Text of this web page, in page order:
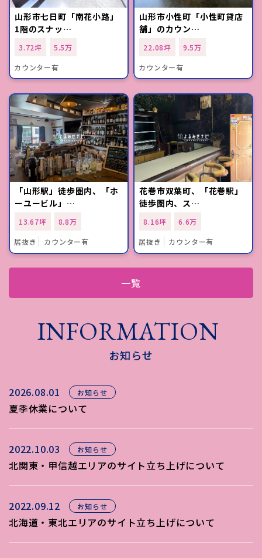
山形市七日町「南花小路」
1階のスナッ…
3.72坪
5.5万
カウンター有
山形市小性町「小性町貸店
舗」のカウン…
22.08坪
9.5万
カウンター有
「山形駅」徒歩圏内、「ホ
ーユービル」…
13.67坪
8.8万
居抜き
カウンター有
花巻市双葉町、「花巻駅」
徒歩圏内、ス…
8.16坪
6.6万
居抜き
カウンター有
一覧
INFORMATION
お知らせ
2026.08.01 お知らせ
夏季休業について
2022.10.03 お知らせ
北関東・甲信越エリアのサイト立ち上げについて
2022.09.12 お知らせ
北海道・東北エリアのサイト立ち上げについて